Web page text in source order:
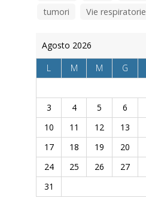
tumori Vie respiratorie
Agosto 2026
L
M M G
3
4 5 6
10
11 12 13
17
18 19 20
24
25 26 27
31